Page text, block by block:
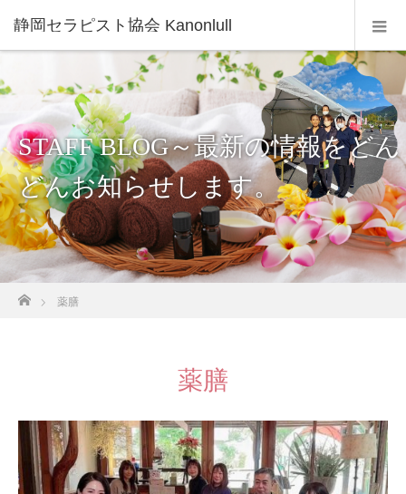
静岡セラピスト協会 Kanonlull
STAFF BLOG～最新の情報をどん
どんお知らせします。
ホーム
薬膳
薬膳